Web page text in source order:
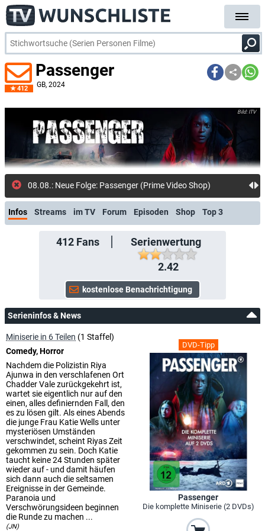
412
Passenger
GB, 2024
ITV
08.08.: Neue Folge: Passenger (Prime Video Shop)
Infos Streams im TV Forum Episoden Shop Top 3
412Fans
Serienwertung
2.42
Serieninfos & News
DVD-Tipp
Passenger
Die komplette Miniserie (2 DVDs)
Miniserie in 6 Teilen (1 Staffel)
Comedy, Horror
Nachdem die Polizistin Riya
Ajunwa in den verschlafenen Ort
Chadder Vale zurückgekehrt ist,
wartet sie eigentlich nur auf den
einen, alles definiernden Fall, den
es zu lösen gilt. Als eines Abends
die junge Frau Katie Wells unter
mysteriösen Umständen
verschwindet, scheint Riyas Zeit
gekommen zu sein. Doch Katie
taucht keine 24 Stunden später
wieder auf - und damit häufen
sich dann auch die seltsamen
Ereignisse in der Gemeinde.
Paranoia und
Verschwörungsideen beginnen
die Runde zu machen ...
(JN)